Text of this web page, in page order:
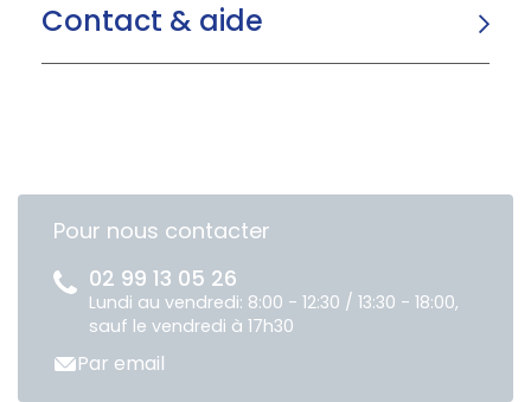
Contact & aide
Pour nous contacter
02 99 13 05 26
Lundi au vendredi: 8:00 - 12:30 / 13:30 - 18:00,
sauf le vendredi à 17h30
Par email